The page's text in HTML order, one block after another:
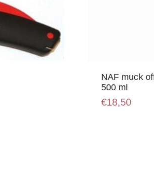
NAF muck
500 ml
€18,50